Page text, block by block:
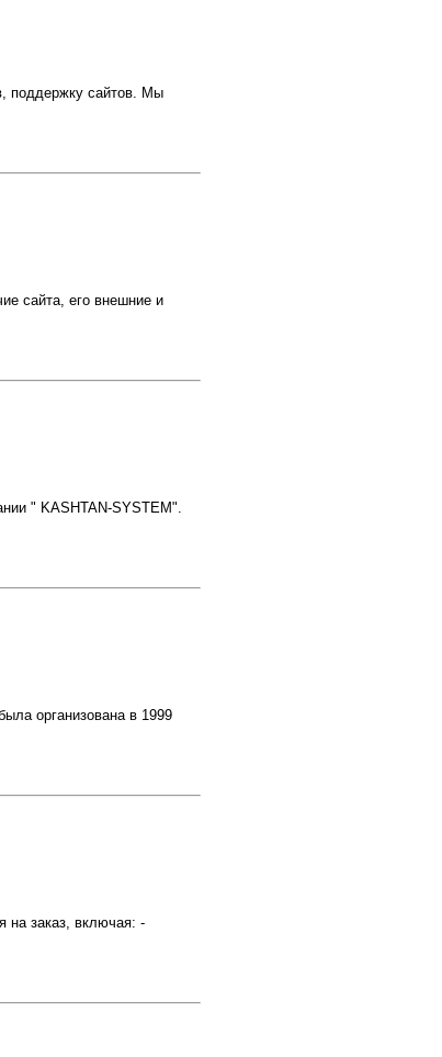
поддержку сайтов. Мы
сайта, его внешние и
" KASHTAN-SYSTEM".
организована в 1999
на заказ, включая: -